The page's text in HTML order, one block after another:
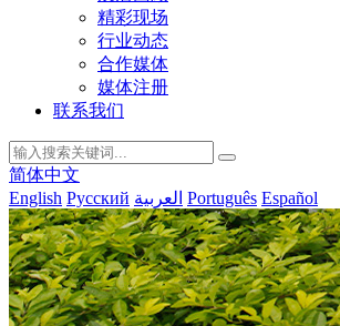
精彩现场
行业动态
合作媒体
媒体注册
联系我们
简体中文
English Русский العربية Português Español